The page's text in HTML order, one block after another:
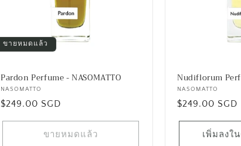
ขายหมดแล้ว
Pardon Perfume - NASOMATTO
เวน
เด
NASOMATTO
ราคา
$249.00 SGD
ขายหมดแล้ว
Nudiflorum
เวน
เด
NASOMATTO
ราคา
$249.00 SGD
เพิ่มลงใ